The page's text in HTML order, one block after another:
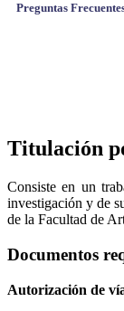
Preguntas
Titulación
Consiste en un
investigación y de
de la Facultad de
Documentos
Autorización de